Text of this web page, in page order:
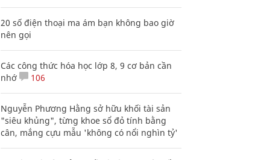
20 số điện thoại ma ám bạn không bao giờ
nên gọi
Các công thức hóa học lớp 8, 9 cơ bản cần
nhớ
106
Nguyễn Phương Hằng sở hữu khối tài sản
"siêu khủng", từng khoe sổ đỏ tính bằng
cân, mắng cựu mẫu 'không có nổi nghìn tỷ'